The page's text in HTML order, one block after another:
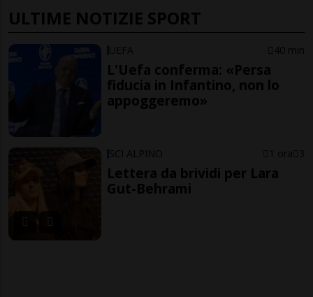
ULTIME NOTIZIE SPORT
UEFA 40 min
L'Uefa conferma: «Persa
fiducia in Infantino, non lo
appoggeremo»
SCI ALPINO 1 ora 3
Lettera da brividi per Lara
Gut-Behrami